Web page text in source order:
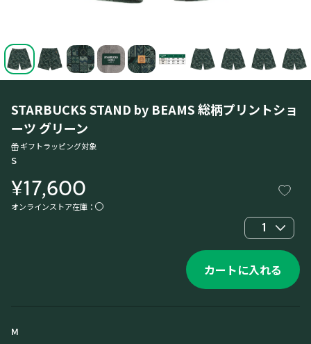
STARBUCKS STAND by BEAMS 総柄プリントショ
ーツ グリーン
ギフトラッピング対象
S
¥17,600
オンラインストア在庫：
1
カートに入れる
M